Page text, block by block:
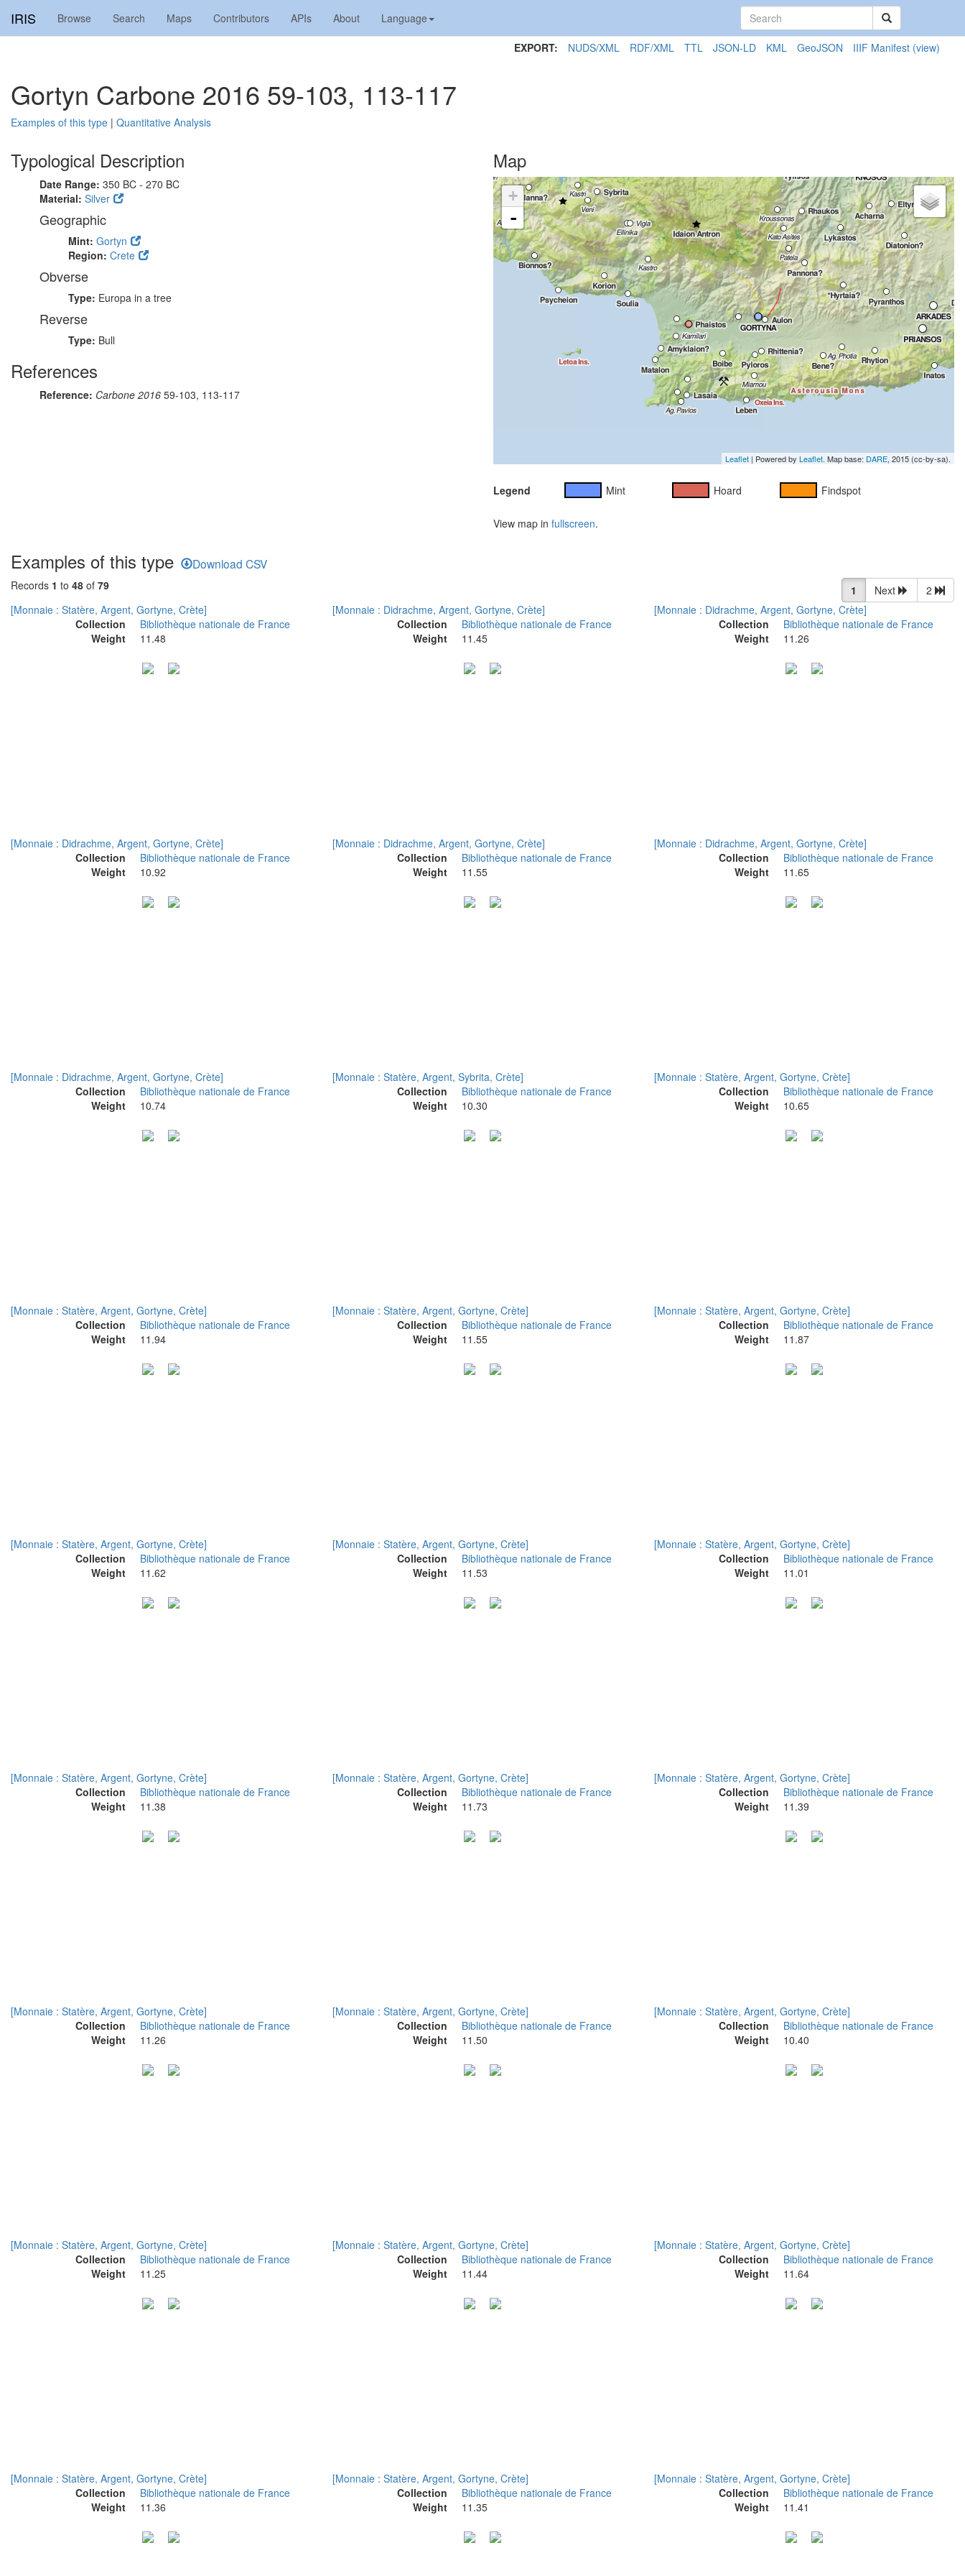
IRIS Browse Search Maps Contributors APIs About Language
EXPORT: NUDS/XML RDF/XML TTL JSON-LD KML GeoJSON IIIF Manifest (view)
Gortyn Carbone 2016 59-103, 113-117
Examples of this type | Quantitative Analysis
Typological Description
Date Range: 350 BC - 270 BC
Material: Silver
Geographic
Mint: Gortyn
Region: Crete
Obverse
Type: Europa in a tree
Reverse
Type: Bull
References
Reference: Carbone 2016 59-103, 113-117
Map
+
-
Leaflet | Powered by Leaflet. Map base: DARE, 2015 (cc-by-sa).
Legend Mint Hoard Findspot
View map in fullscreen.
Examples of this type Download CSV
Records 1 to 48 of 79 1 Next
2
[Monnaie : Statère, Argent, Gortyne, Crète]
Collection
Bibliothèque nationale de France
Weight
11.48
[Monnaie : Didrachme, Argent, Gortyne, Crète]
Collection
Bibliothèque nationale de France
Weight
11.45
[Monnaie : Didrachme, Argent, Gortyne, Crète]
Collection
Bibliothèque nationale de France
Weight
11.26
[Monnaie : Didrachme, Argent, Gortyne, Crète]
Collection
Bibliothèque nationale de France
Weight
10.92
[Monnaie : Didrachme, Argent, Gortyne, Crète]
Collection
Bibliothèque nationale de France
Weight
11.55
[Monnaie : Didrachme, Argent, Gortyne, Crète]
Collection
Bibliothèque nationale de France
Weight
11.65
[Monnaie : Didrachme, Argent, Gortyne, Crète]
Collection
Bibliothèque nationale de France
Weight
10.74
[Monnaie : Statère, Argent, Sybrita, Crète]
Collection
Bibliothèque nationale de France
Weight
10.30
[Monnaie : Statère, Argent, Gortyne, Crète]
Collection
Bibliothèque nationale de France
Weight
10.65
[Monnaie : Statère, Argent, Gortyne, Crète]
Collection
Bibliothèque nationale de France
Weight
11.94
[Monnaie : Statère, Argent, Gortyne, Crète]
Collection
Bibliothèque nationale de France
Weight
11.55
[Monnaie : Statère, Argent, Gortyne, Crète]
Collection
Bibliothèque nationale de France
Weight
11.87
[Monnaie : Statère, Argent, Gortyne, Crète]
Collection
Bibliothèque nationale de France
Weight
11.62
[Monnaie : Statère, Argent, Gortyne, Crète]
Collection
Bibliothèque nationale de France
Weight
11.53
[Monnaie : Statère, Argent, Gortyne, Crète]
Collection
Bibliothèque nationale de France
Weight
11.01
[Monnaie : Statère, Argent, Gortyne, Crète]
Collection
Bibliothèque nationale de France
Weight
11.38
[Monnaie : Statère, Argent, Gortyne, Crète]
Collection
Bibliothèque nationale de France
Weight
11.73
[Monnaie : Statère, Argent, Gortyne, Crète]
Collection
Bibliothèque nationale de France
Weight
11.39
[Monnaie : Statère, Argent, Gortyne, Crète]
Collection
Bibliothèque nationale de France
Weight
11.26
[Monnaie : Statère, Argent, Gortyne, Crète]
Collection
Bibliothèque nationale de France
Weight
11.50
[Monnaie : Statère, Argent, Gortyne, Crète]
Collection
Bibliothèque nationale de France
Weight
10.40
[Monnaie : Statère, Argent, Gortyne, Crète]
Collection
Bibliothèque nationale de France
Weight
11.25
[Monnaie : Statère, Argent, Gortyne, Crète]
Collection
Bibliothèque nationale de France
Weight
11.44
[Monnaie : Statère, Argent, Gortyne, Crète]
Collection
Bibliothèque nationale de France
Weight
11.64
[Monnaie : Statère, Argent, Gortyne, Crète]
Collection
Bibliothèque nationale de France
Weight
11.36
[Monnaie : Statère, Argent, Gortyne, Crète]
Collection
Bibliothèque nationale de France
Weight
11.35
[Monnaie : Statère, Argent, Gortyne, Crète]
Collection
Bibliothèque nationale de France
Weight
11.41